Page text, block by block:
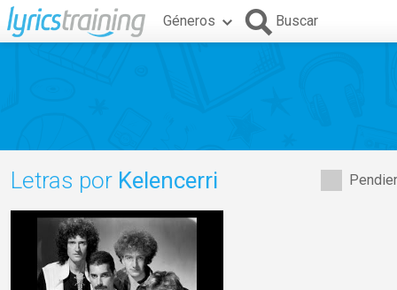
Géneros Buscar
Letras por Kelencerri